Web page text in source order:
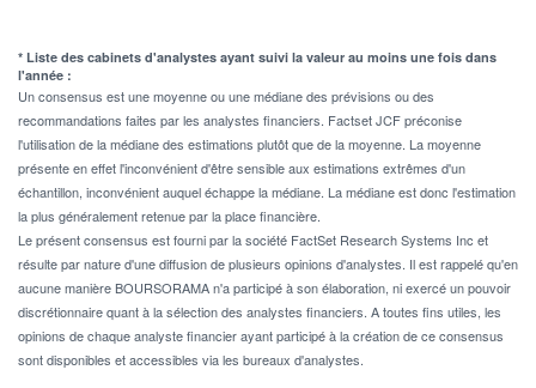
* Liste des cabinets d'analystes ayant suivi la valeur au moins une fois dans
l'année :
Un consensus est une moyenne ou une médiane des prévisions ou des
recommandations faites par les analystes financiers. Factset JCF préconise
l'utilisation de la médiane des estimations plutôt que de la moyenne. La moyenne
présente en effet l'inconvénient d'être sensible aux estimations extrêmes d'un
échantillon, inconvénient auquel échappe la médiane. La médiane est donc l'estimation
la plus généralement retenue par la place financière.
Le présent consensus est fourni par la société FactSet Research Systems Inc et
résulte par nature d'une diffusion de plusieurs opinions d'analystes. Il est rappelé qu'en
aucune manière BOURSORAMA n'a participé à son élaboration, ni exercé un pouvoir
discrétionnaire quant à la sélection des analystes financiers. A toutes fins utiles, les
opinions de chaque analyste financier ayant participé à la création de ce consensus
sont disponibles et accessibles via les bureaux d'analystes.